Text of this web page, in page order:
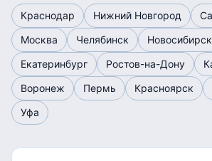
Краснодар Нижний Новгород
Москва
Челябинск Новосибирск
Екатеринбург
Ростов-на-Дону
Воронеж
Пермь Красноярск
Уфа